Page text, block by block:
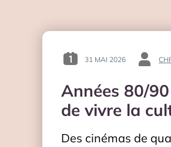
POSTED
31 MAI 2026
BY
Années 80/
de vivre la
Des cinémas de